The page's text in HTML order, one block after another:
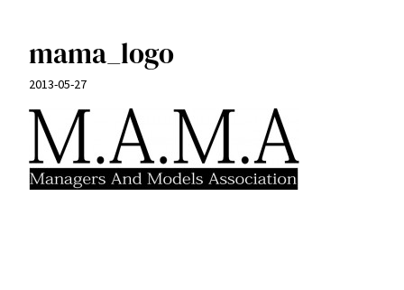
mama_logo
2013-05-27